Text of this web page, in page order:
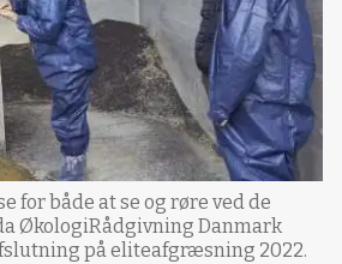
for både at se og røre ved de
ØkologiRådgivning Danmark
på eliteafgræsning 2022.